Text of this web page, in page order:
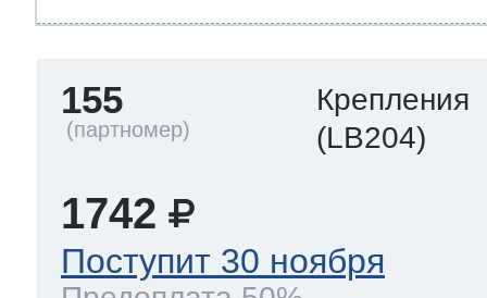
155
Крепления
(LB204)
1742
Поступит 30 ноября